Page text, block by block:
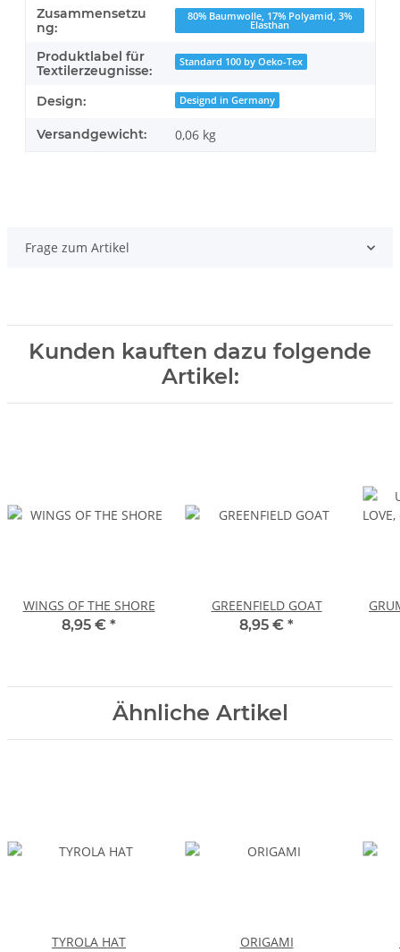
Zusammensetzu
ng:
80% Baumwolle, 17% Polyamid, 3%
Elasthan
Produktlabel für
Textilerzeugnisse:
Standard 100 by Oeko-Tex
Design: Designd in Germany
Versandgewicht: 0,06 kg
Frage zum Artikel
Kunden kauften dazu folgende
Artikel:
WINGS OF THE SHORE
8,95 € *
GREENFIELD GOAT
8,95 € *
Ähnliche Artikel
TYROLA HAT
ORIGAMI